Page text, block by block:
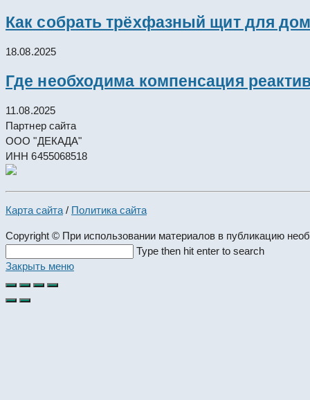
Как собрать трёхфазный щит для
18.08.2025
Где необходима компенсация
11.08.2025
Партнер сайта
ООО "ДЕКАДА"
ИНН 6455068518
Карта сайта / Политика сайта
Copyright © При использовании материалов в публикацию
this
website
Type then hit enter to search
Закрыть меню